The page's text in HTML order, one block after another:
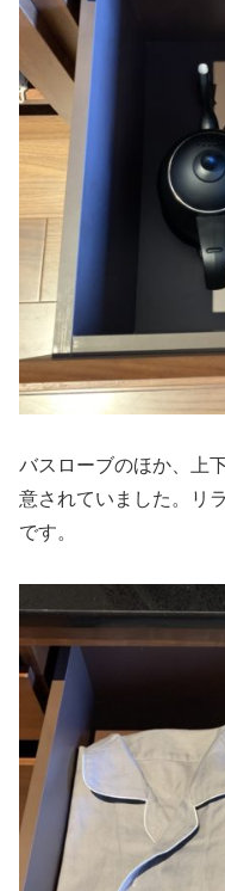
バスローブのほか、上
意されていました。リ
です。